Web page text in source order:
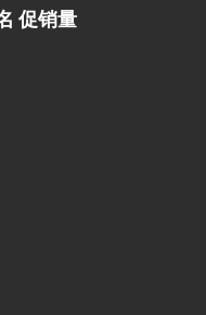
促销量​